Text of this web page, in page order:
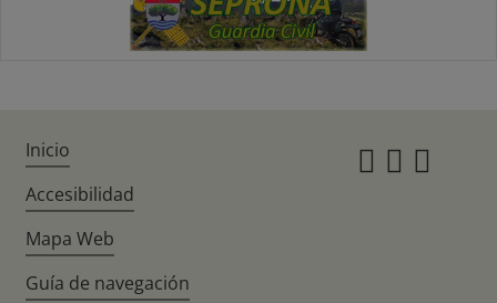
Inicio
Accesibilidad
Mapa Web
Guía de navegación